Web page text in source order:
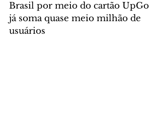
Brasil por meio do cartão UpGo
já soma quase meio milhão de
usuários